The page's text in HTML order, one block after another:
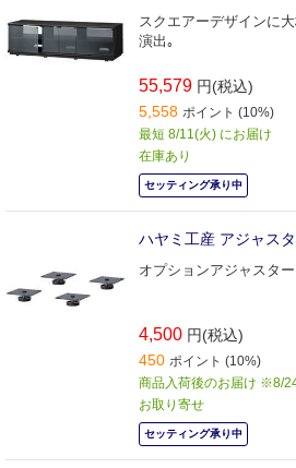
スクエアーデザインに
演出｡
55,579 円(税込)
5,558 ポイント (10%)
最短 8/11(火) にお届け
在庫あり
セッティング承り中
ハヤミ工産 アジャス
オプションアジャスター
4,500 円(税込)
450 ポイント (10%)
商品入荷後のお届け ※8/
お取り寄せ
セッティング承り中